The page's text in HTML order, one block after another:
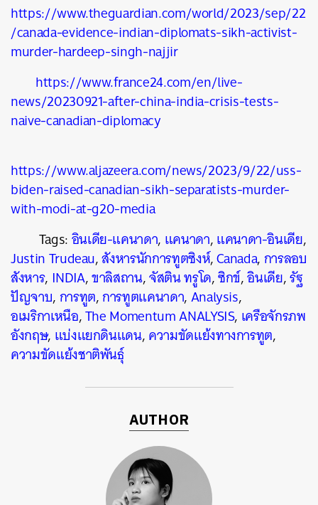
https://www.theguardian.com/world/2023/sep/22
/canada-evidence-indian-diplomats-sikh-activist-
murder-hardeep-singh-najjir
https://www.france24.com/en/live-
news/20230921-after-china-india-crisis-tests-
naive-canadian-diplomacy
https://www.aljazeera.com/news/2023/9/22/uss-
biden-raised-canadian-sikh-separatists-murder-
with-modi-at-g20-media
Tags:อินเดีย-แคนาดา, แคนาดา,แคนาดา-อินเดีย,
Justin Trudeau,สังหารนักการทูตซิงห์,Canada,การลอบ
สังหาร, INDIA,ขาลิสถาน,จัสติน ทรูโด,ซิกข์,อินเดีย,รัฐ
ปัญจาบ,การทูต,การทูตแคนาดา,Analysis,
อเมริกาเหนือ,The Momentum ANALYSIS, เครือจักรภพ
อังกฤษ, แบ่งแยกดินแดน,ความขัดแย้งทางการทูต,
ความขัดแย้งชาติพันธุ์
AUTHOR